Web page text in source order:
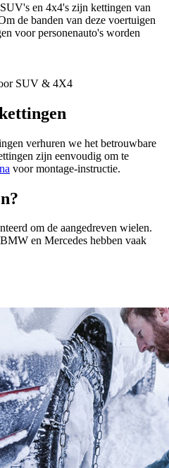
en 4x4's zijn kettingen van
de banden van deze voertuigen
voor personenauto's worden
SUV & 4X4
verhuren we het betrouwbare
zijn eenvoudig om te
voor montage-instructie.
om de aangedreven wielen.
en Mercedes hebben vaak